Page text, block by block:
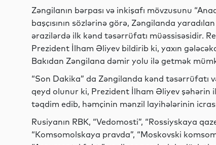
Zəngilanın bərpası və inkişafı mövzusunu
başçısının sözlərinə görə, Zəngilanda
ərazilərdə ilk kənd təsərrüfatı müəssisəsidir.
Prezident İlham Əliyev bildirib ki, yaxın
Bakıdan Zəngilana dəmir yolu ilə getmək
“Son Dakika” da Zəngilanda kənd təsərrüfatı
qeyd olunur ki, Prezident İlham Əliyev şəhərin
təqdim edib, həmçinin mənzil layihələrinin
Rusiyanın RBK, “Vedomosti”, “Rossiyskaya
“Komsomolskaya pravda”, “Moskovski